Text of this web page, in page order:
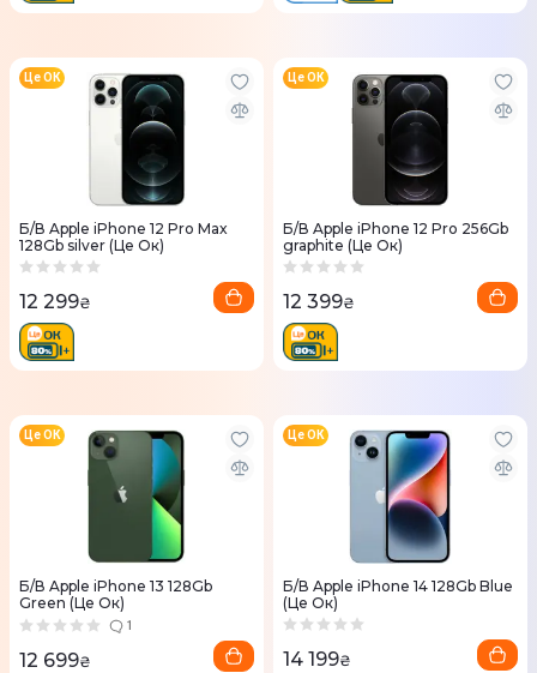
Б/В Apple iPhone 12 Pro Max
128Gb silver (Це Ок)
Це ОК
12 299₴
Б/В Apple iPhone 12 Pro 256Gb
graphite (Це Ок)
Це ОК
12 399₴
Б/В Apple iPhone 13 128Gb
Green (Це Ок)
1
Це ОК
12 699₴
Б/В Apple iPhone 14 128Gb Blue
(Це Ок)
Це ОК
14 199₴